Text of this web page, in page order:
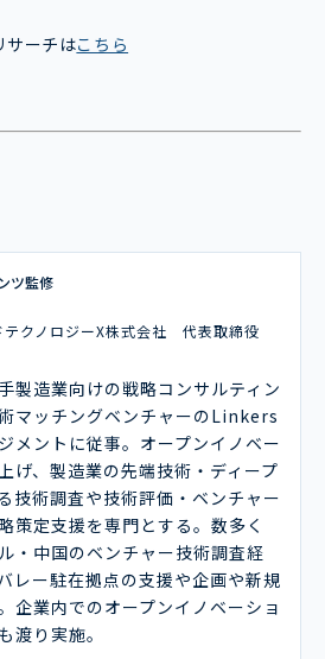
サーチはこちら
ツ監修
テクノロジーX株式会社 代表取締役
製造業向けの戦略コンサルティン
マッチングベンチャーのLinkers
メントに従事。オープンイノベー
げ、製造業の先端技術・ディープ
技術調査や技術評価・ベンチャー
策定支援を専門とする。数多く
・中国のベンチャー技術調査経
レー駐在拠点の支援や企画や新規
企業内でのオープンイノベーショ
渡り実施。